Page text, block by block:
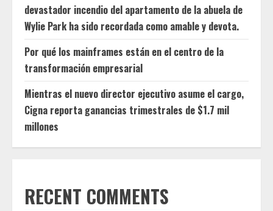
devastador incendio del apartamento de la abuela de
Wylie Park ha sido recordada como amable y devota.
Por qué los mainframes están en el centro de la
transformación empresarial
Mientras el nuevo director ejecutivo asume el cargo,
Cigna reporta ganancias trimestrales de $1.7 mil
millones
RECENT COMMENTS